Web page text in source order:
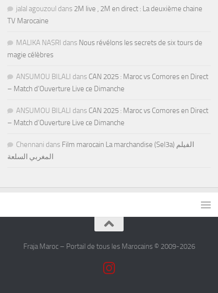
jalal agouzoul dans 2M live , 2M en direct : La deuxième chaine
TV Marocaine
MALIKA NASRI dans Nous révélons les secrets de six tours de
magie célèbres
ANSUMOU BILALI dans CAN 2025 : Maroc vs Comores en Direct
– Match d’Ouverture Live ce Dimanche
ANSUMOU BILALI dans CAN 2025 : Maroc vs Comores en Direct
– Match d’Ouverture Live ce Dimanche
Chennani dans Film marocain La marchandise (Sel3a) الفيلم
المغربي السلعة
Fraja Maroc – Portail de tous les Marocains © 2009-2026